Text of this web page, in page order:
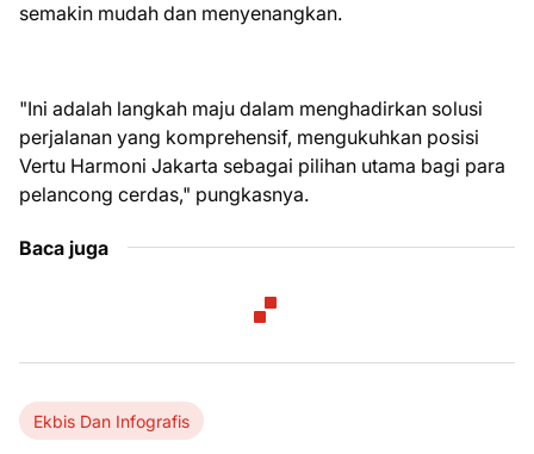
semakin mudah dan menyenangkan.
"Ini adalah langkah maju dalam menghadirkan solusi
perjalanan yang komprehensif, mengukuhkan posisi
Vertu Harmoni Jakarta sebagai pilihan utama bagi para
pelancong cerdas," pungkasnya.
Baca juga
Ekbis Dan Infografis